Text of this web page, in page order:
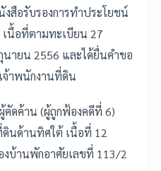
สือรับรองการทำประโยชน์
นื้อที่ตามทะเบียน 27
นายน 2556 และได้ยื่นคำขอ
จ้าพนักงานที่ดิน
คัดค้าน (ผู้ถูกฟ้องคดีที่ 6)
นด้านทิศใต้ เนื้อที่ 12
งบ้านพักอาศัยเลขที่ 113/2